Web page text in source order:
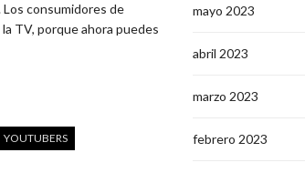
Los consumidores de
TV, porque ahora puedes
YOUTUBERS
mayo 2023
abril 2023
marzo 2023
febrero 2023